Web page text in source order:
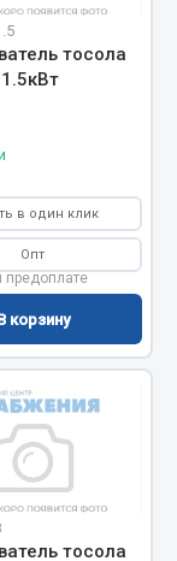
тосола
в один клик
Опт
предоплате
корзину
тосола